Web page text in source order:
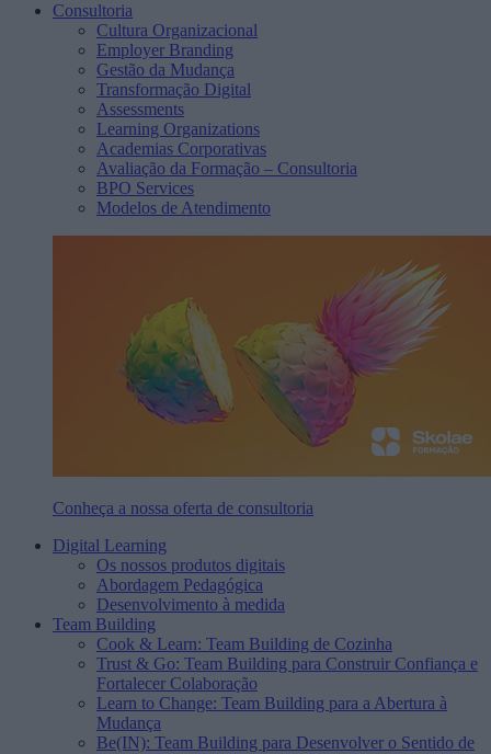
Consultoria
Cultura Organizacional
Employer Branding
Gestão da Mudança
Transformação Digital
Assessments
Learning Organizations
Academias Corporativas
Avaliação da Formação – Consultoria
BPO Services
Modelos de Atendimento
Conheça a nossa oferta de consultoria
Digital Learning
Os nossos produtos digitais
Abordagem Pedagógica
Desenvolvimento à medida
Team Building
Cook & Learn: Team Building de Cozinha
Trust & Go: Team Building para Construir Confiança e
Fortalecer Colaboração
Learn to Change: Team Building para a Abertura à
Mudança
Be(IN): Team Building para Desenvolver o Sentido de